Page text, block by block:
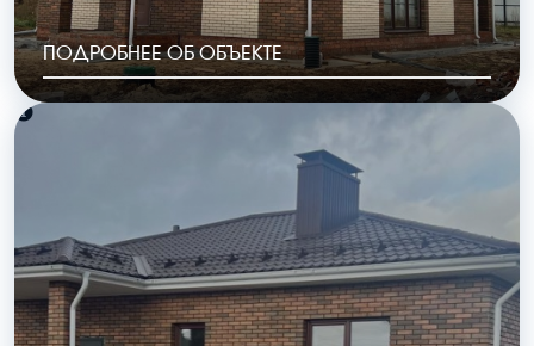
ПОДРОБНЕЕ ОБ ОБЪЕКТЕ
ГОД ПОСТРОЙКИ
2023
ОБЩАЯ ПЛОЩАДЬ
154 м2
СТОИМОСТЬ
7 285 000 руб.